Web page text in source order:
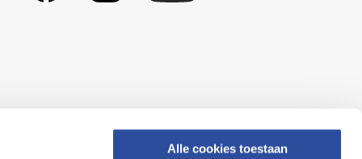
Alle cookies toestaan